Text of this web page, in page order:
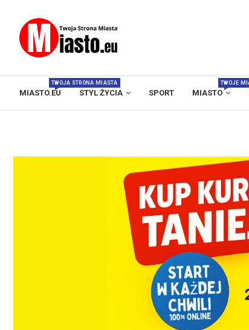
MIASTO.EU
TWOJA STRONA MIASTA
STYL ŻYCIA SPORT MIASTO
TWOJE